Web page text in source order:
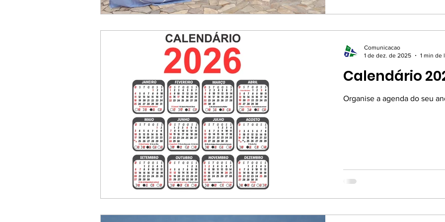
teórica quanto na prática,
Calendário
Organise a agenda do seu
Comunicacao
1 de dez. de 2025
1 min de